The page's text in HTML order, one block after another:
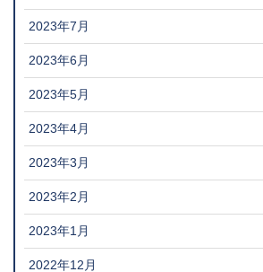
2023年7月
2023年6月
2023年5月
2023年4月
2023年3月
2023年2月
2023年1月
2022年12月